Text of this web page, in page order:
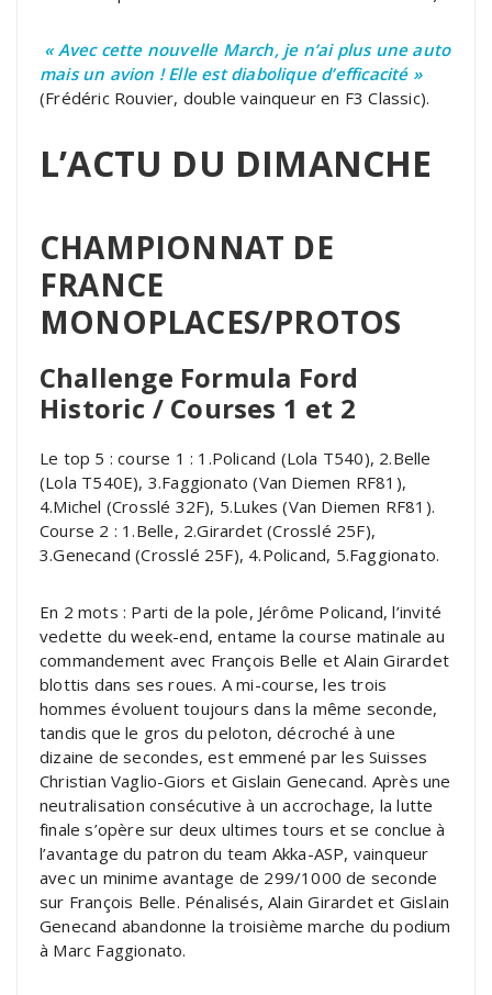
« Avec cette nouvelle March, je n’ai plus une auto
mais un avion ! Elle est diabolique d’efficacité »
(Frédéric Rouvier, double vainqueur en F3 Classic).
L’ACTU DU DIMANCHE
CHAMPIONNAT DE
FRANCE
MONOPLACES/PROTOS
Challenge Formula Ford
Historic / Courses 1 et 2
Le top 5 : course 1 : 1.Policand (Lola T540), 2.Belle
(Lola T540E), 3.Faggionato (Van Diemen RF81),
4.Michel (Crosslé 32F), 5.Lukes (Van Diemen RF81).
Course 2 : 1.Belle, 2.Girardet (Crosslé 25F),
3.Genecand (Crosslé 25F), 4.Policand, 5.Faggionato.
En 2 mots : Parti de la pole, Jérôme Policand, l’invité
vedette du week-end, entame la course matinale au
commandement avec François Belle et Alain Girardet
blottis dans ses roues. A mi-course, les trois
hommes évoluent toujours dans la même seconde,
tandis que le gros du peloton, décroché à une
dizaine de secondes, est emmené par les Suisses
Christian Vaglio-Giors et Gislain Genecand. Après une
neutralisation consécutive à un accrochage, la lutte
finale s’opère sur deux ultimes tours et se conclue à
l’avantage du patron du team Akka-ASP, vainqueur
avec un minime avantage de 299/1000 de seconde
sur François Belle. Pénalisés, Alain Girardet et Gislain
Genecand abandonne la troisième marche du podium
à Marc Faggionato.